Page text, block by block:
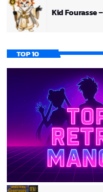
Kid Fourasse
TOP 10